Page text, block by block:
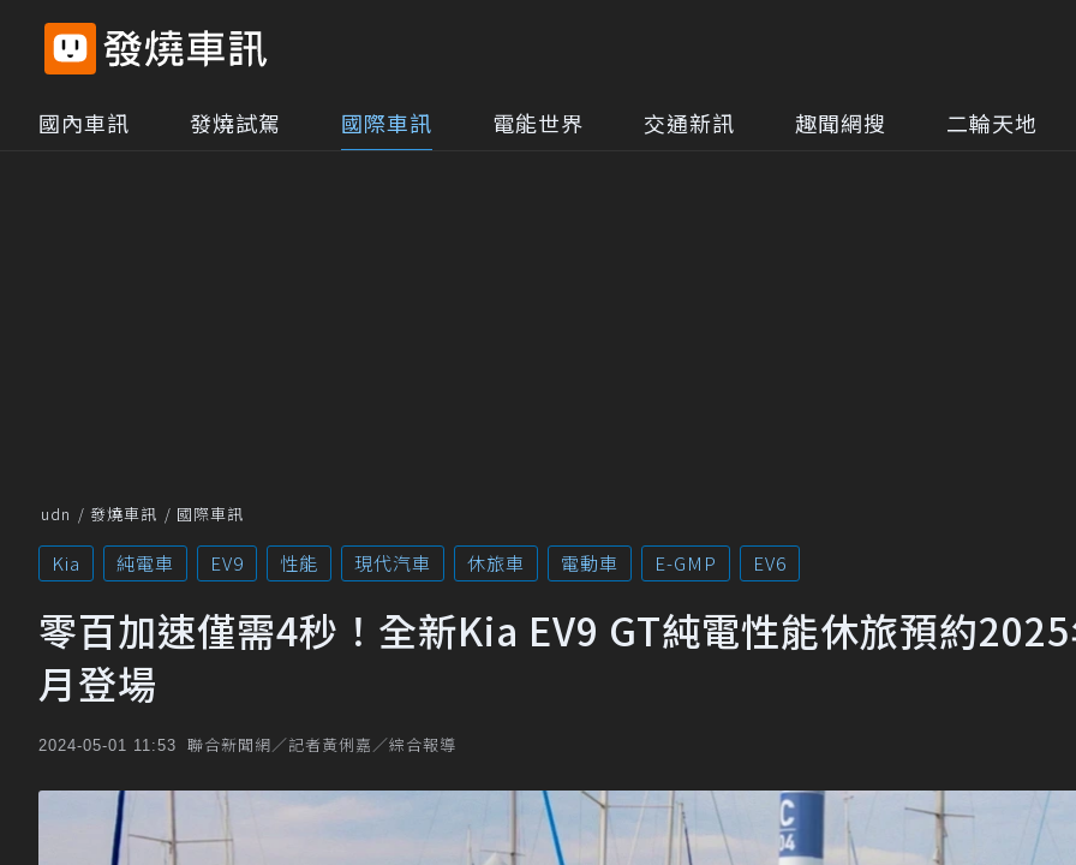
國內車訊 發燒試駕 國際車訊 電能世界 交通新訊 趣聞網搜 二輪天地
udn 發燒車訊 國際車訊
Kia 純電車 EV9 性能 現代汽車 休旅車 電動車 E-GMP EV6
零百加速僅需4秒！全新Kia EV9 GT純電性能休旅預約
月登場
2024-05-01 11:53 聯合新聞網／記者黃俐嘉／綜合報導